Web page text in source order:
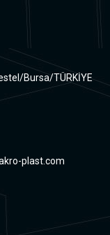
Bursa/TÜRKİYE
plast.com